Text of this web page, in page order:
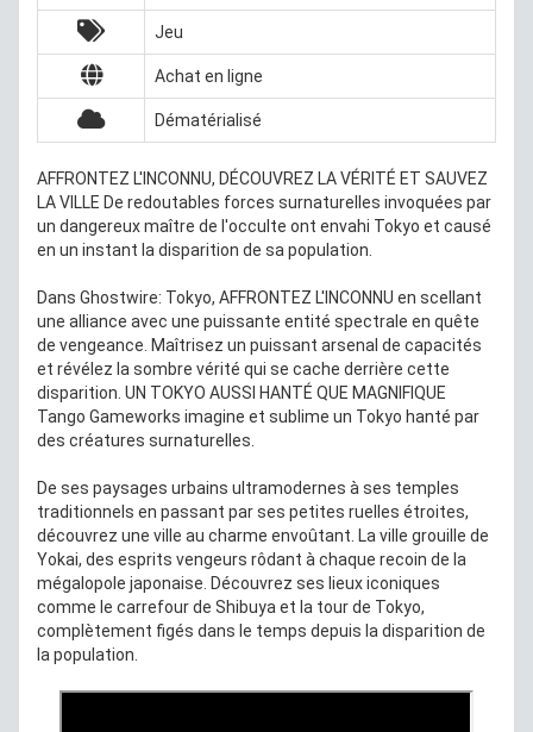
Jeu
Achat en ligne
Dématérialisé
AFFRONTEZ L'INCONNU, DÉCOUVREZ LA VÉRITÉ ET SAUVEZ
LA VILLE De redoutables forces surnaturelles invoquées par
un dangereux maître de l'occulte ont envahi Tokyo et causé
en un instant la disparition de sa population.
Dans Ghostwire: Tokyo, AFFRONTEZ L'INCONNU en scellant
une alliance avec une puissante entité spectrale en quête
de vengeance. Maîtrisez un puissant arsenal de capacités
et révélez la sombre vérité qui se cache derrière cette
disparition. UN TOKYO AUSSI HANTÉ QUE MAGNIFIQUE
Tango Gameworks imagine et sublime un Tokyo hanté par
des créatures surnaturelles.
De ses paysages urbains ultramodernes à ses temples
traditionnels en passant par ses petites ruelles étroites,
découvrez une ville au charme envoûtant. La ville grouille de
Yokai, des esprits vengeurs rôdant à chaque recoin de la
mégalopole japonaise. Découvrez ses lieux iconiques
comme le carrefour de Shibuya et la tour de Tokyo,
complètement figés dans le temps depuis la disparition de
la population.